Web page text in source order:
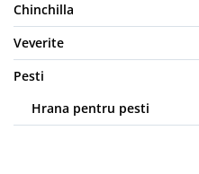
Chinchilla
Veverite
Pesti
Hrana pentru pesti